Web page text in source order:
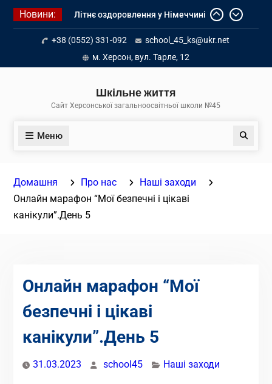
Перейти
Новини:
Літнє оздоровлення у Німеччині
Діалог з бізнесом
Інформація про вступ молоді з
тимчасово окупованих територій
до українських закладів освіти
+38 (0552) 331-092
school_45_ks@ukr.net
м. Херсон, вул. Тарле, 12
Шкільне життя
Сайт Херсонської загальноосвітньої школи №45
Меню Пошук
Домашня Про нас
Наші заходи
Онлайн марафон “Мої безпечні і цікаві
канікули”.День 5
Онлайн марафон “Мої
безпечні і цікаві
канікули”.День 5
31.03.2023 school45 Наші заходи